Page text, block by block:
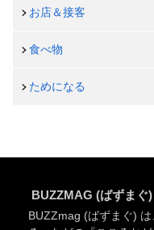
お店＆接客
食べ物
ためになる
BUZZMAG (ばずま
BUZZmag (ばずまぐ)